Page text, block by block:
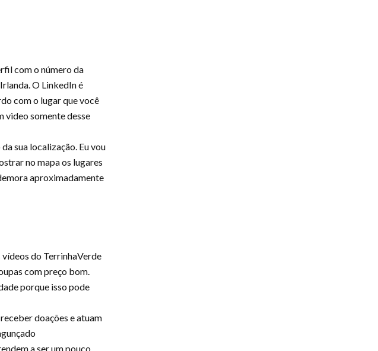
com o número da
O LinkedIn é
com o lugar que você
video somente desse
sua localização. Eu vou
no mapa os lugares
aproximadamente
vídeos do TerrinhaVerde
com preço bom.
porque isso pode
doações e atuam
a ser um pouco